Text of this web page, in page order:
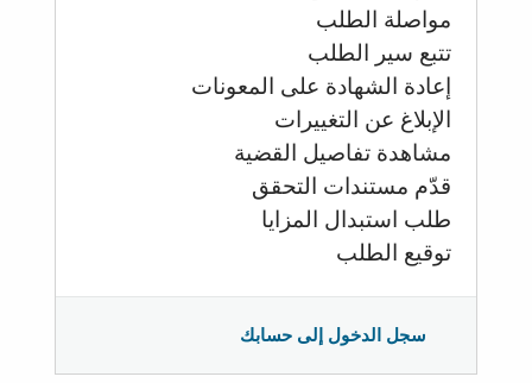
مواصلة الطلب
تتبع سير الطلب
إعادة الشهادة على المعونات
الإبلاغ عن التغييرات
مشاهدة تفاصيل القضية
قدّم مستندات التحقق
طلب استبدال المزايا
توقيع الطلب
سجل الدخول إلى حسابك